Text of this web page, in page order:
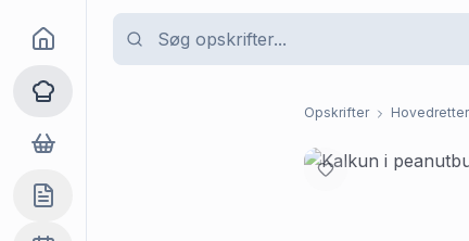
Goma
Opskrifter
Dagligvarer
Indkøbslisten
Opskrifter Hovedretter